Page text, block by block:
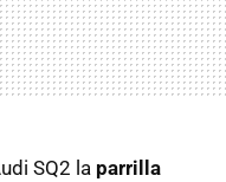
SQ2 la parrilla